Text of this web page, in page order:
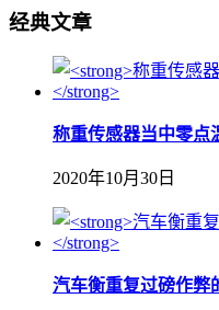
经典文章
称重传感器当中零点
2020年10月30日
汽车衡重复过磅作弊